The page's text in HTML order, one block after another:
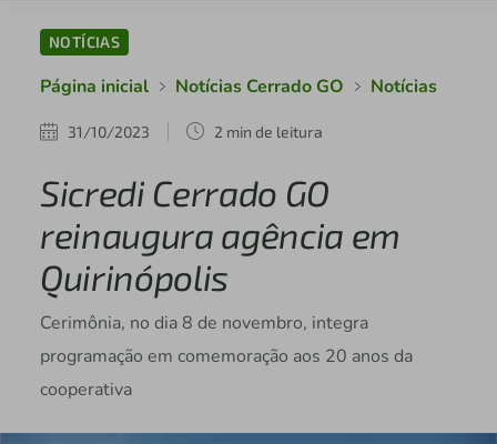
NOTÍCIAS
Página inicial Notícias Cerrado GO Notícias
31/10/2023 2 min de leitura
Sicredi Cerrado GO
reinaugura agência em
Quirinópolis
Cerimônia, no dia 8 de novembro, integra
programação em comemoração aos 20 anos da
cooperativa